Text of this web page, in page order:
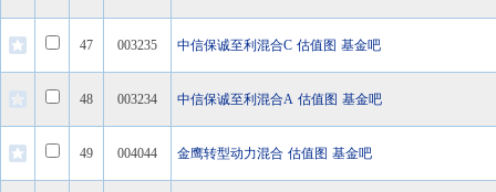
47 003235 中信保诚至利混合C 估值图 基金吧
48 003234 中信保诚至利混合A 估值图 基金吧
49 004044 金鹰转型动力混合 估值图 基金吧